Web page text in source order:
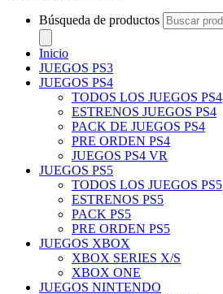
Búsqueda de productos
Inicio
JUEGOS PS3
JUEGOS PS4
TODOS LOS JUEGOS PS4
ESTRENOS JUEGOS PS4
PACK DE JUEGOS PS4
PRE ORDEN PS4
JUEGOS PS4 VR
JUEGOS PS5
TODOS LOS JUEGOS PS5
ESTRENOS PS5
PACK PS5
PRE ORDEN PS5
JUEGOS XBOX
XBOX SERIES X/S
XBOX ONE
JUEGOS NINTENDO